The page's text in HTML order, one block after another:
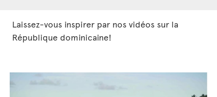
Laissez-vous inspirer par nos vidéos sur la
République dominicaine!